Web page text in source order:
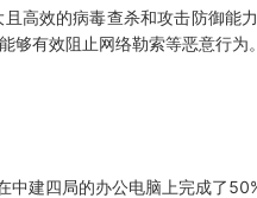
高效的病毒查杀和攻击防御能
够有效阻止网络勒索等恶意行为。
建四局的办公电脑上完成了